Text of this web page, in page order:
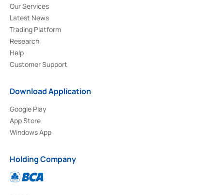
Our Services
Latest News
Trading Platform
Research
Help
Customer Support
Download Application
Google Play
App Store
Windows App
Holding Company